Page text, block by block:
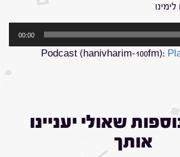
00:00
Podcast (hanivharim-100fm):
שאולי יעניינו
אותך